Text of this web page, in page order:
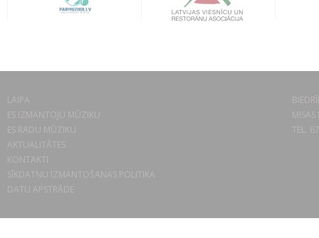
LAIPA
ES IZMANTOJU MŪZIKU
ES RADU MŪZIKU
AKTUALITĀTES
KONTAKTI
SĪKDATŅU IZMANTOŠANAS POLITIKA
DATU APSTRĀDE
TEL.